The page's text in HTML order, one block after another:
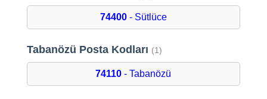
74400- Sütlüce
Tabanözü Posta Kodları (1)
74110 - Tabanözü